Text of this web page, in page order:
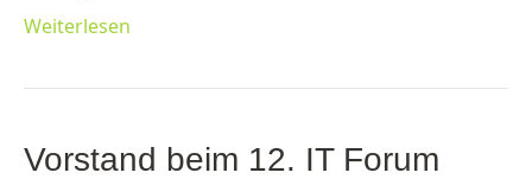
Weiterlesen
Vorstand beim 12. IT Forum